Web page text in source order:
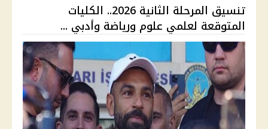
تنسيق المرحلة الثانية 2026.. الكليات
المتوقعة لعلمي علوم ورياضة وأدبي ...